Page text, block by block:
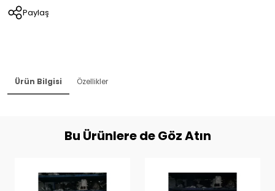
Paylaş
Ürün Bilgisi Özellikler
Bu Ürünlere de Göz Atın